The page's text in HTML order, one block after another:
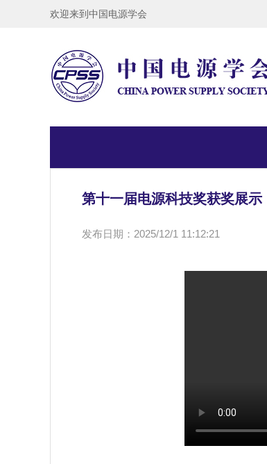
欢迎来到中国电源学会
第十一届电源科技奖获奖展
发布日期：2025/12/1 11:12:21